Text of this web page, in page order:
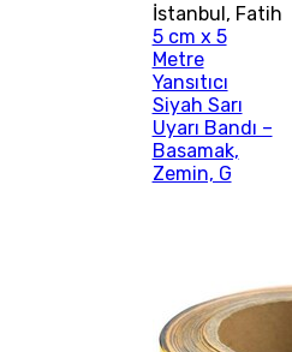
İstanbul, Fatih
5 cm x 5
Metre
Yansıtıcı
Siyah Sarı
Uyarı Bandı –
Basamak,
Zemin, G